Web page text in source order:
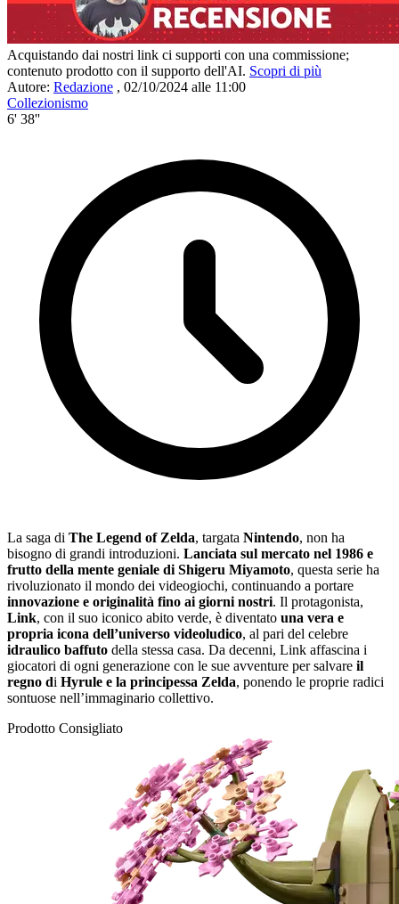
Acquistando dai nostri link ci supporti con una commissione;
contenuto prodotto con il supporto dell'AI. Scopri di più
Autore: Redazione , 02/10/2024 alle 11:00
Collezionismo
6' 38''
La saga di The Legend of Zelda, targata Nintendo, non ha
bisogno di grandi introduzioni. Lanciata sul mercato nel 1986 e
frutto della mente geniale di Shigeru Miyamoto, questa serie ha
rivoluzionato il mondo dei videogiochi, continuando a portare
innovazione e originalità fino ai giorni nostri. Il protagonista,
Link, con il suo iconico abito verde, è diventato una vera e
propria icona dell’universo videoludico, al pari del celebre
idraulico baffuto della stessa casa. Da decenni, Link affascina i
giocatori di ogni generazione con le sue avventure per salvare il
regno di Hyrule e la principessa Zelda, ponendo le proprie radici
sontuose nell’immaginario collettivo.
Prodotto Consigliato